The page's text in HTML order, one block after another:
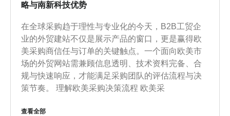
略与南新科技优势
在全球采购趋于理性与专业化的今天，B2B工贸企
业的外贸建站不仅是展示产品的窗口，更是赢得欧
美采购商信任与订单的关键触点。一个面向欧美市
场的外贸网站需兼顾信息透明、技术资料完备、合
规与快速响应，才能满足采购团队的评估流程与决
策节奏。 理解欧美采购决策流程 欧美采
查看全部